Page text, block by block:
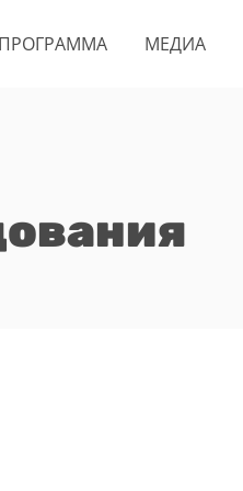
ПРОГРАММА МЕДИА